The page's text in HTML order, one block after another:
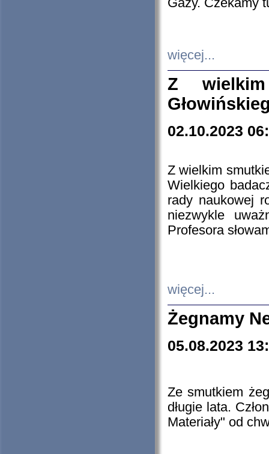
Gazy. Czekamy
więcej...
Z
02.10.2023
Z wielkim
Wielkiego
rady naukowej
niezwykle
Profesora
więcej...
Żegnamy
05.08.2023
Ze smutkiem
długie lata.
Materiały" od